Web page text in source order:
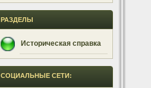
РАЗДЕЛЫ
Историческая справка
СОЦИАЛЬНЫЕ СЕТИ: